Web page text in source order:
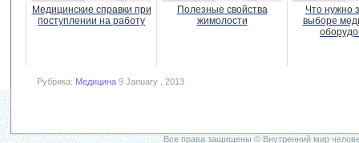
Медицинские справки при
поступлении на работу
Полезные свойства
жимолости
Что нужно
выборе
Рубрика: Медицина 9 January , 2013
Все права защищены © Внутренний мир